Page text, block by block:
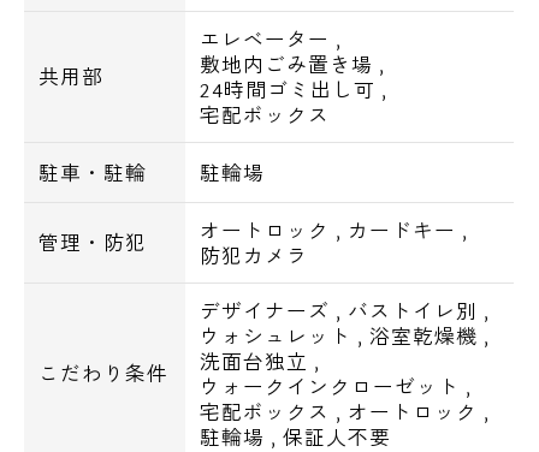
青梅街道 徒歩5分
大久保通り 徒歩3分
■主要都市駅まで■
新宿駅まで…４分
池袋駅まで…１１分
六本木駅まで…１５分
銀座駅まで…２０分
東京駅まで…２３分
汐留駅まで…２５分
共用部
エレベーター ,
敷地内ごみ置き場 ,
24時間ゴミ出し可 ,
宅配ボックス
駐車・駐輪 駐輪場
管理・防犯 オートロック , カードキー ,
防犯カメラ
こだわり条件
デザイナーズ , バストイレ別 ,
ウォシュレット , 浴室乾燥機 ,
洗面台独立 ,
ウォークインクローゼット ,
宅配ボックス , オートロック ,
駐輪場 ,保証人不要